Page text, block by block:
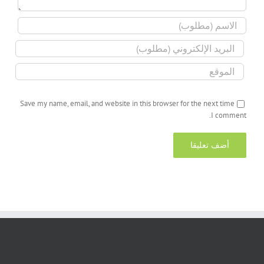
Save my name, email, and website in this browser for the next time
I comment.